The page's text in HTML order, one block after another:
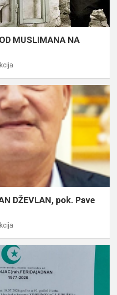
MUSLIMANA NA
DŽEVLAN, pok. Pave